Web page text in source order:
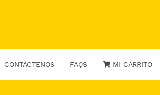
CONTÁCTENOS FAQS MI CARRITO